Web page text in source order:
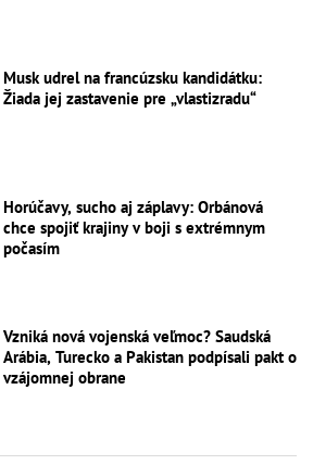
Musk udrel na francúzsku kandidátku:
Žiada jej zastavenie pre „vlastizradu“
Horúčavy, sucho aj záplavy: Orbánová
chce spojiť krajiny v boji s extrémnym
počasím
Vzniká nová vojenská veľmoc? Saudská
Arábia, Turecko a Pakistan podpísali pakt o
vzájomnej obrane